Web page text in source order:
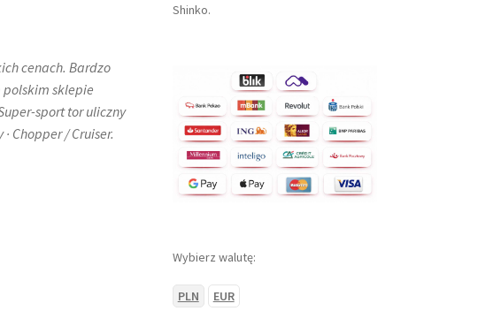
cenach. Bardzo
polskim sklepie
sport tor uliczny
Chopper / Cruiser.
Shinko.
Wybierz walutę:
PLN EUR